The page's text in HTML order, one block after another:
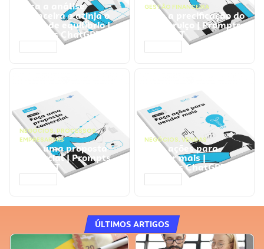
Faça a análise
financeira e atinja o
ponto de equilíbrio |
Prompts ChatGPT
GESTÃO FINANCEIRA
Faça a precificação do
seu serviço | Prompts
ChatGPT
NEGÓCIOS, PROCESSOS
EMPRESARIAIS
Faça uma proposta
comercial | Prompts
ChatGPT
NEGÓCIOS, VENDAS
Faça ações para
vender mais |
Prompts ChatGPT
ÚLTIMOS ARTIGOS